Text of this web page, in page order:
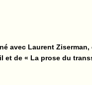
avec Laurent Ziserman,
et de « La prose du